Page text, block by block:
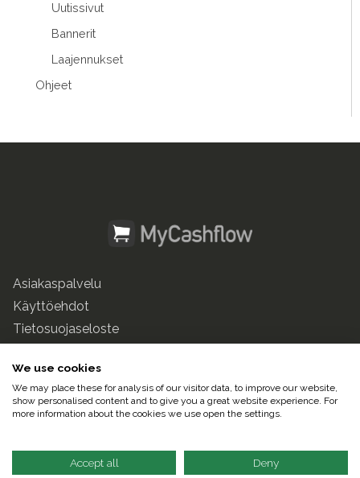
Uutissivut
Bannerit
Laajennukset
Ohjeet
Asiakaspalvelu
Käyttöehdot
Tietosuojaseloste
© 2025 Pulse247 Oy. Kaikki oikeudet pidätetään.
We use cookies
We may place these for analysis of our visitor data, to improve our website,
show personalised content and to give you a great website experience. For
more information about the cookies we use open the settings.
Accept all Deny